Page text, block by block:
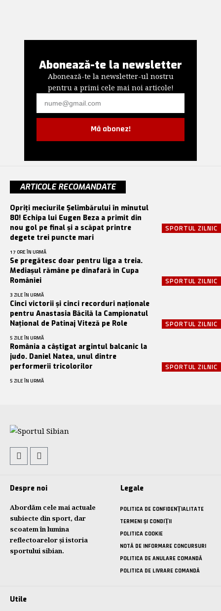
Abonează-te la newsletter
Abonează-te la newsletter-ul nostru
pentru a primi cele mai noi articole!
Mă abonez!
ARTICOLE RECOMANDATE
SPORTUL ZILNIC
Opriți meciurile Șelimbărului în minutul
80! Echipa lui Eugen Beza a primit din
nou gol pe final și a scăpat printre
degete trei puncte mari
17 ORE ÎN URMĂ
SPORTUL ZILNIC
Se pregătesc doar pentru liga a treia.
Mediașul rămâne pe dinafară în Cupa
României
3 ZILE ÎN URMĂ
SPORTUL ZILNIC
Cinci victorii și cinci recorduri naționale
pentru Anastasia Băcilă la Campionatul
Național de Patinaj Viteză pe Role
5 ZILE ÎN URMĂ
SPORTUL ZILNIC
România a câștigat argintul balcanic la
judo. Daniel Natea, unul dintre
performerii tricolorilor
5 ZILE ÎN URMĂ
Despre noi
Abordăm cele mai actuale
subiecte din sport, dar
scoatem în lumina
reflectoarelor și istoria
sportului sibian.
Legale
POLITICA DE CONFIDENȚIALITATE
TERMENI ȘI CONDIȚII
POLITICA COOKIE
NOTĂ DE INFORMARE CONCURSURI
POLITICA DE ANULARE COMANDĂ
POLITICA DE LIVRARE COMANDĂ
Utile